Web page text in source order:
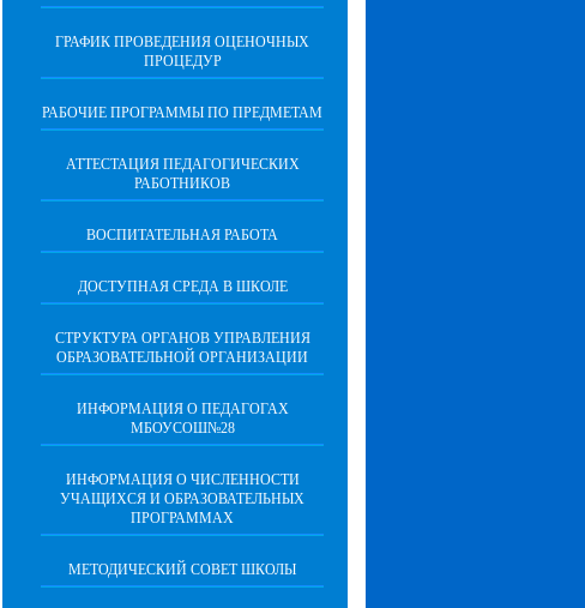
ГРАФИК ПРОВЕДЕНИЯ ОЦЕНОЧНЫХ
ПРОЦЕДУР
РАБОЧИЕ ПРОГРАММЫ ПО ПРЕДМЕТАМ
АТТЕСТАЦИЯ ПЕДАГОГИЧЕСКИХ
РАБОТНИКОВ
ВОСПИТАТЕЛЬНАЯ РАБОТА
ДОСТУПНАЯ СРЕДА В ШКОЛЕ
СТРУКТУРА ОРГАНОВ УПРАВЛЕНИЯ
ОБРАЗОВАТЕЛЬНОЙ ОРГАНИЗАЦИИ
ИНФОРМАЦИЯ О ПЕДАГОГАХ
МБОУСОШ№28
ИНФОРМАЦИЯ О ЧИСЛЕННОСТИ
УЧАЩИХСЯ И ОБРАЗОВАТЕЛЬНЫХ
ПРОГРАММАХ
МЕТОДИЧЕСКИЙ СОВЕТ ШКОЛЫ